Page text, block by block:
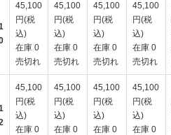
45,100
円(税
込)
在庫 0
売切れ
45,100
円(税
込)
在庫 0
売切れ
45,100
円(税
込)
在庫 0
売切れ
45,100
円(税
込)
在庫 0
売切れ
45,100
円(税
込)
在庫 0
45,100
円(税
込)
在庫 0
45,100
円(税
込)
在庫 0
45,100
円(税
込)
在庫 0